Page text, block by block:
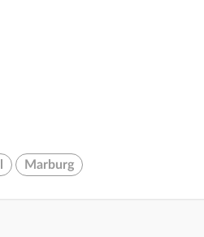
Marburg